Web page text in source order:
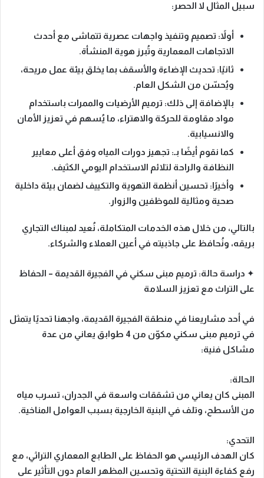
سبيل المثال لا الحصر:
أولاً: تصميم وتنفيذ واجهات عصرية تتماشى مع أحدث
الاتجاهات المعمارية وتُبرز هوية المنشأة.
ثانيًا: تحديث الإضاءة والأسقف بما يخلق بيئة عمل مريحة،
ويُحسّن من الشكل العام.
بالإضافة إلى ذلك: ترميم الأرضيات والممرات باستخدام
مواد مقاومة للحركة والاهتراء، ما يُسهم في تعزيز الأمان
والانسيابية.
كما نقوم أيضًا بـ: تجهيز دورات المياه وفق أعلى معايير
النظافة والراحة لتلائم الاستخدام اليومي الكثيف.
وأخيرًا: تحسين أنظمة التهوية والتكييف لضمان بيئة داخلية
صحية ومثالية للموظفين والزوار.
بالتالي، من خلال هذه الخدمات المتكاملة، نُعيد لمبناك التجاري
بريقه، ونُحافظ على جاذبيته في أعين العملاء والشركاء.
✦ دراسة حالة: ترميم مبنى سكني في الفجيرة القديمة – الحفاظ
على التراث مع تعزيز السلامة
في أحد مشاريعنا في منطقة الفجيرة القديمة، واجهنا تحديًا يتمثل
في ترميم مبنى سكني مكوّن من 4 طوابق يعاني من عدة
مشاكل فنية:
الحالة:
المبنى كان يعاني من تشققات واسعة في الجدران، تسرب مياه
من الأسطح، وتلف في البنية الخارجية بسبب العوامل المناخية.
التحدي:
كان الهدف الرئيسي هو الحفاظ على الطابع المعماري التراثي، مع
رفع كفاءة البنية التحتية وتحسين المظهر العام دون التأثير على